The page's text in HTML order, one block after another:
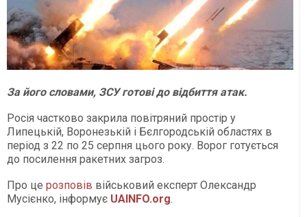
За його словами, ЗСУ готові до відбиття атак.
Росія частково закрила повітряний простір у
Липецькій, Воронезькій і Бєлгородській областях в
період з 22 по 25 серпня цього року. Ворог готується
до посилення ракетних загроз.
Про це розповів військовий експерт Олександр
Мусієнко, інформує UAINFO.org.